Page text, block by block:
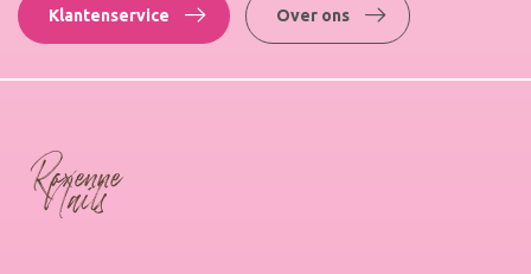
Klantenservice Over ons